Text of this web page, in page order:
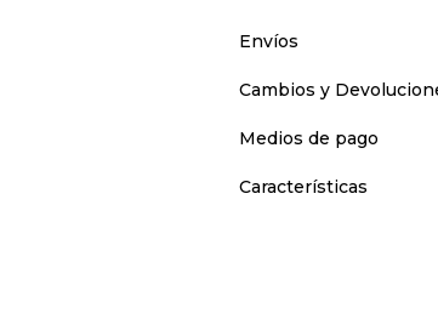
Envíos
Cambios y
Medios de pago
Características